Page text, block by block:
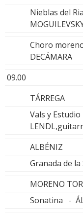
Nieblas del
Choro
DECÁMARA
09.00
TÁRREGA
Vals y
ALBÉNIZ
Granada de
MORENO
Sonatina -